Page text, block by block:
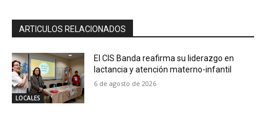
ARTICULOS RELACIONADOS
LOCALES
El CIS Banda reafirma su liderazgo en
lactancia y atención materno-infantil
6 de agosto de 2026